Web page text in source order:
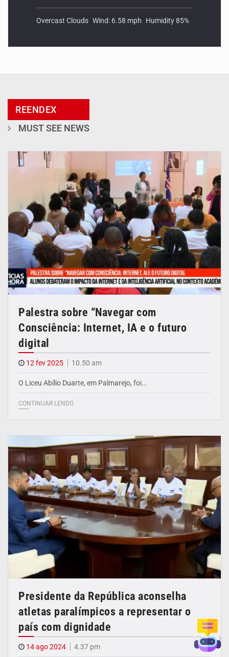
Overcast Clouds Wind: 6.58 mph Humidity 85%
REENDEX
MUST SEE NEWS
Palestra sobre “Navegar com
Consciência: Internet, IA e o futuro
digital
12 fev 2025 10.50 am
O Liceu Abílio Duarte, em Palmarejo, foi…
CONTINUAR LENDO
Presidente da República aconselha
atletas paralímpicos a representar o
país com dignidade
14 ago 2024 4.37 pm